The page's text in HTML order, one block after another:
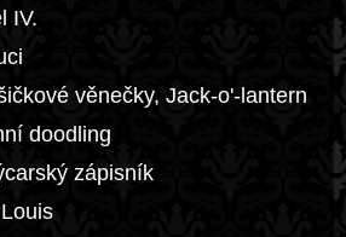
IV.
věnečky, Jack-o'-lantern
doodling
zápisník